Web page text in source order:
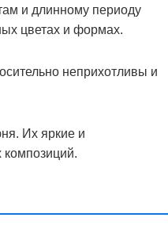
и длинному периоду
цветах и формах.
неприхотливы и
Их яркие и